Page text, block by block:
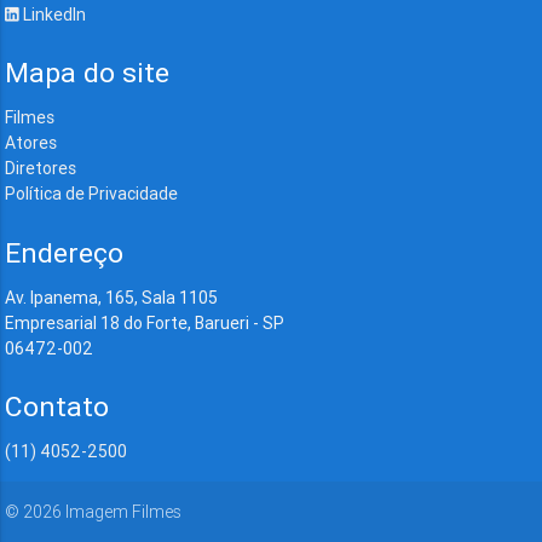
LinkedIn
Mapa do site
Filmes
Atores
Diretores
Política de Privacidade
Endereço
Av. Ipanema, 165, Sala 1105
Empresarial 18 do Forte, Barueri - SP
06472-002
Contato
(11) 4052-2500
© 2026 Imagem Filmes